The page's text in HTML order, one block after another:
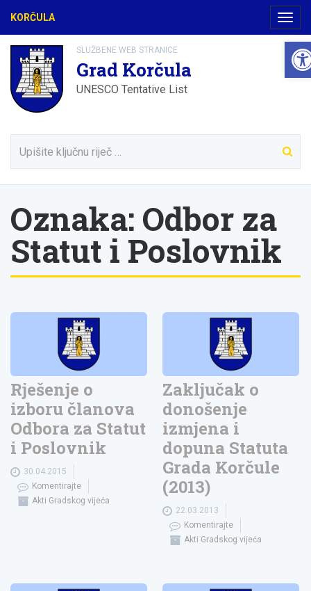
KORČULA
SLUŽBENE WEB STRANICE
Grad Korčula
UNESCO Tentative List
Oznaka: Odbor za
Statut i Poslovnik
Rješenje o
izboru članova
Odbora za Statut
i Poslovnik
30.04.2015
Komentirajte
Akti Gradskog vijeća
Zaključak o
donošenje
izmjena i
dopuna Statuta
Grada Korčule
(2013)
22.03.2013
Komentirajte
Akti Gradskog vijeća